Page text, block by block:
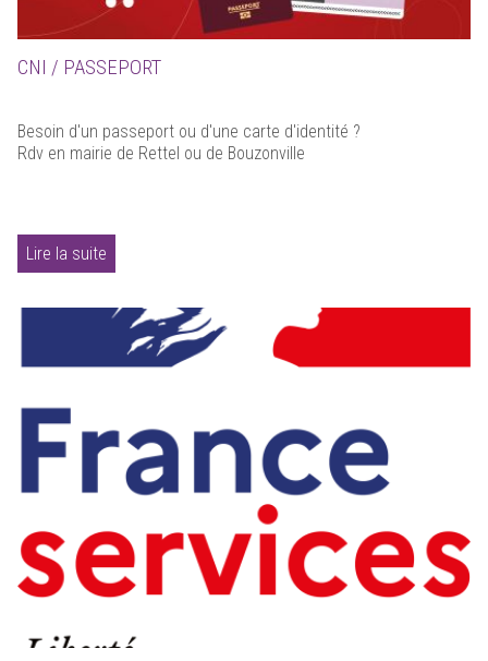
CNI / PASSEPORT
Besoin d'un passeport ou d'une carte d'identité ?
Rdv en mairie de Rettel ou de Bouzonville
Lire la suite